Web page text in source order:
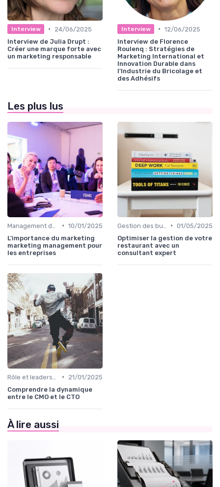
Interview •
24/06/2025
Interview de Julia Drupt :
Créer une marque forte avec
un marketing responsable
Interview • 12/06/2025
Interview de Florence
Roulenq : Stratégies de
Marketing International et
Innovation Durable dans
l'Industrie du Bricolage et
des Adhésifs
Les plus lus
• 10/01/2025
L'importance du marketing
marketing management pour
les entreprises
• 01/05/2025
Optimiser la gestion de votre
restaurant avec un
consultant expert
•
21/01/2025
Comprendre la dynamique
entre le CMO et le CTO
À lire aussi